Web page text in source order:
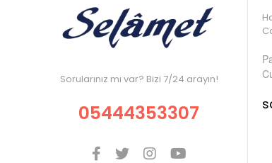
Sorularınız mı var? Bizi 7/24 arayın!
05444353307